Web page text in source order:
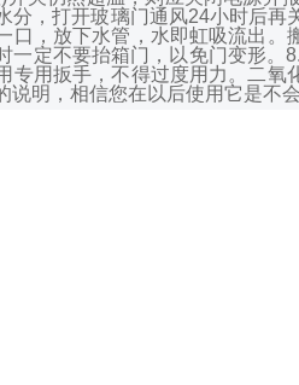
分，打开玻璃门通风24小时后再
口，放下水管，水即虹吸流出
一定不要抬箱门，以免门变形。
专用扳手，不得过度用力。 二氧
说明，相信您在以后使用它是不